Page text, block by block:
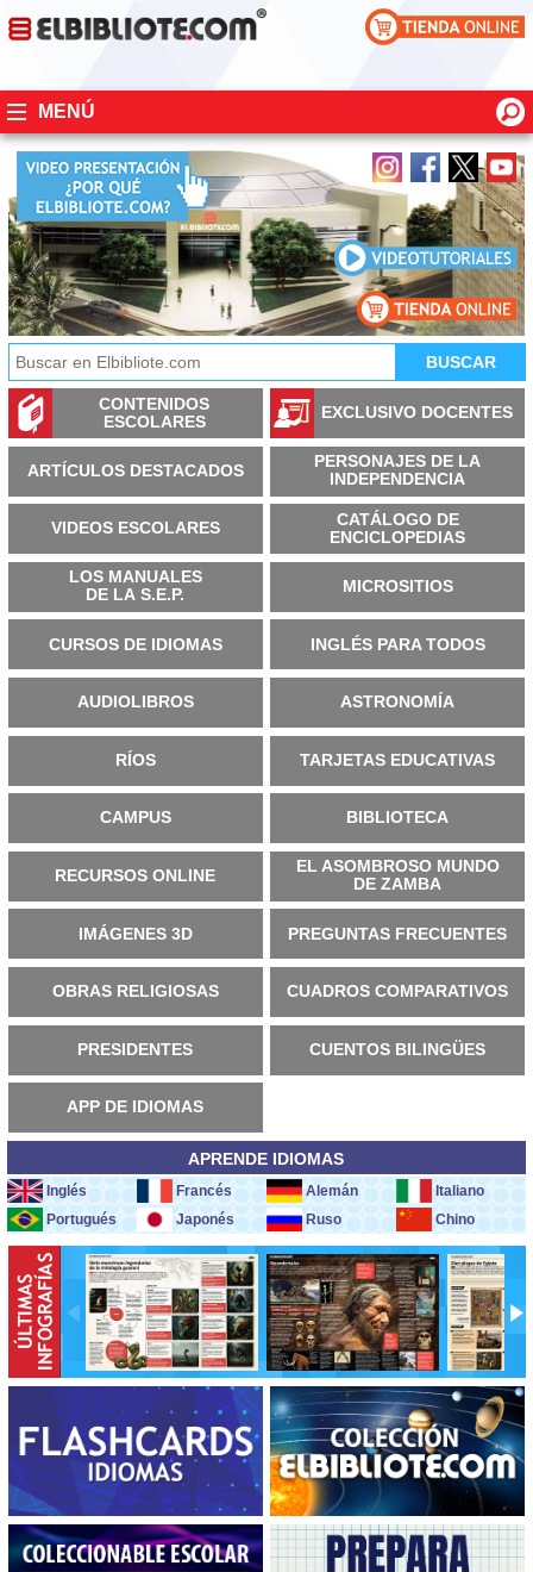
MENÚ
CONTENIDOS
ESCOLARES
EXCLUSIVO DOCENTES
ARTÍCULOS DESTACADOS
PERSONAJES DE LA
INDEPENDENCIA
VIDEOS ESCOLARES
CATÁLOGO DE
ENCICLOPEDIAS
LOS MANUALES
DE LA S.E.P.
MICROSITIOS
CURSOS DE IDIOMAS INGLÉS PARA TODOS
AUDIOLIBROS ASTRONOMÍA
RÍOS TARJETAS EDUCATIVAS
CAMPUS BIBLIOTECA
RECURSOS ONLINE
EL ASOMBROSO MUNDO
DE ZAMBA
IMÁGENES 3D PREGUNTAS FRECUENTES
OBRAS RELIGIOSAS CUADROS COMPARATIVOS
PRESIDENTES CUENTOS BILINGÜES
APP DE IDIOMAS
APRENDE IDIOMAS
Inglés Francés Alemán
Italiano
Portugués
Japonés Ruso Chino